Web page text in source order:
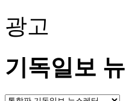
광고
기독일보